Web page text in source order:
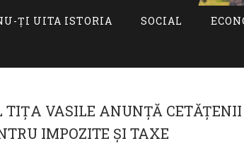
ȚI UITA ISTORIA SOCIAL